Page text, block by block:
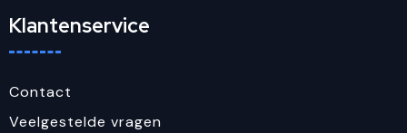
Klantenservice
Contact
Veelgestelde vragen